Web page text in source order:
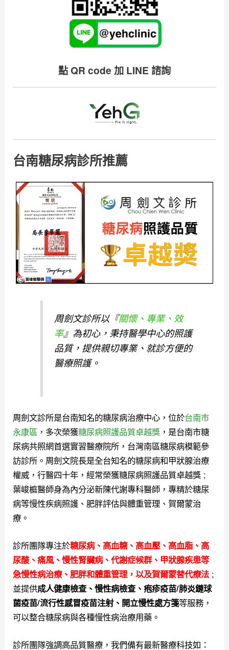
點 QR code 加 LINE 諮詢
台南糖尿病診所推薦
周劍文診所以『關懷、專業、效
率』為初心，秉持醫學中心的照護
品質，提供親切專業、就診方便的
醫療照護。
周劍文診所是台南知名的糖尿病治療中心，位於台南市
永康區 ，多次榮獲糖尿病照護品質卓越獎 ，是台南市糖
尿病共照網首選實習醫療院所，台灣南區糖尿病模範參
訪診所。 周劍文院長是全台知名的糖尿病和甲狀腺治療
權威，行醫四十年，經常榮獲糖尿病照護品質卓越獎 ;
葉峻榳醫師身為內分泌新陳代謝專科醫師，專精於糖尿
病等慢性疾病照護、肥胖評估與體重管理、賀爾蒙治
療。
診所團隊專注於糖尿病、高血糖、高血壓、高血脂、高
尿酸、痛風、慢性腎臟病、代謝症候群、甲狀腺疾患等
急慢性病治療、肥胖和體重管理，以及賀爾蒙替代療法 ;
並提供成人健康檢查、慢性病檢查、疱疹疫苗/肺炎鏈球
菌疫苗/流行性感冒疫苗注射、開立慢性處方箋等服務，
可以整合糖尿病與各種慢性病治療用藥。
診所團隊強調高品質醫療，我們備有最新醫療科技如：